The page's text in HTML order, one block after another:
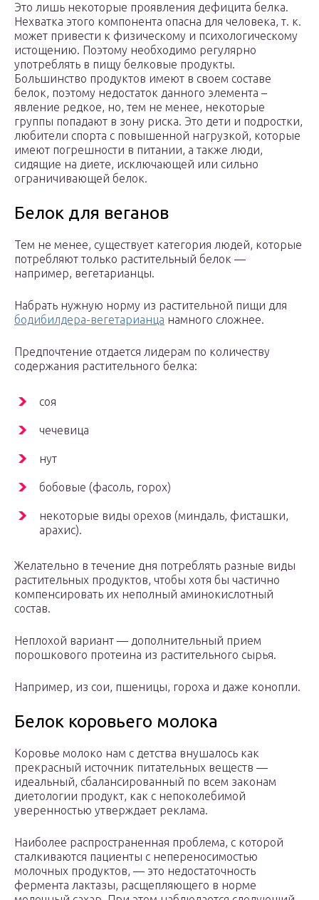
Это лишь некоторые проявления дефицита белка.
Нехватка этого компонента опасна для человека, т. к.
может привести к физическому и психологическому
истощению. Поэтому необходимо регулярно
употреблять в пищу белковые продукты.
Большинство продуктов имеют в своем составе
белок, поэтому недостаток данного элемента –
явление редкое, но, тем не менее, некоторые
группы попадают в зону риска. Это дети и подростки,
любители спорта с повышенной нагрузкой, которые
имеют погрешности в питании, а также люди,
сидящие на диете, исключающей или сильно
ограничивающей белок.
Белок для веганов
Тем не менее, существует категория людей, которые
потребляют только растительный белок —
например, вегетарианцы.
Набрать нужную норму из растительной пищи для
бодибилдера-вегетарианца намного сложнее.
Предпочтение отдается лидерам по количеству
содержания растительного белка:
соя
чечевица
нут
бобовые (фасоль, горох)
некоторые виды орехов (миндаль, фисташки,
арахис).
Желательно в течение дня потреблять разные виды
растительных продуктов, чтобы хотя бы частично
компенсировать их неполный аминокислотный
состав.
Неплохой вариант — дополнительный прием
порошкового протеина из растительного сырья.
Например, из сои, пшеницы, гороха и даже конопли.
Белок коровьего молока
Коровье молоко нам с детства внушалось как
прекрасный источник питательных веществ —
идеальный, сбалансированный по всем законам
диетологии продукт, как с непоколебимой
уверенностью утверждает реклама.
Наиболее распространенная проблема, с которой
сталкиваются пациенты с непереносимостью
молочных продуктов, — это недостаточность
фермента лактазы, расщепляющего в норме